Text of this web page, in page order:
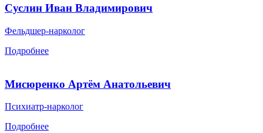
Суслин Иван Владимирович
Фельдшер-нарколог
Подробнее
Мисюренко Артём Анатольевич
Психиатр-нарколог
Подробнее